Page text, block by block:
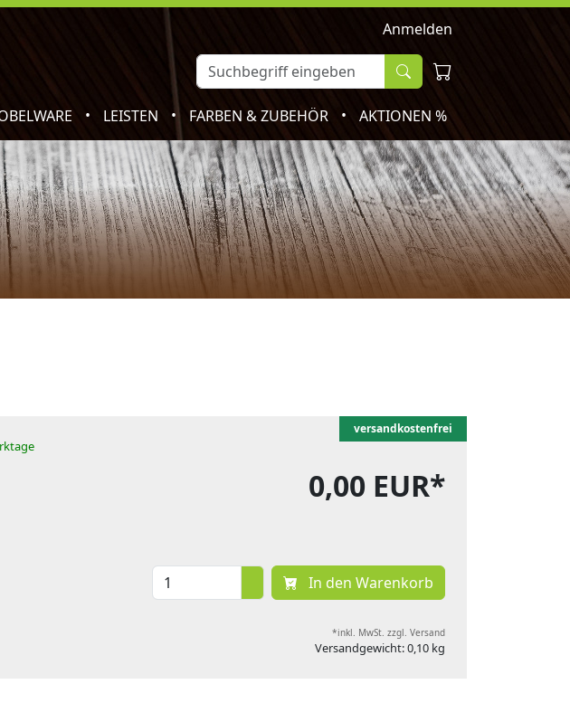
Anmelden
• LEISTEN • FARBEN & ZUBEHÖR • AKTIONEN %
versandkostenfrei
0,00 EUR*
In den Warenkorb
*inkl. MwSt. zzgl. Versand
Versandgewicht: 0,10 kg